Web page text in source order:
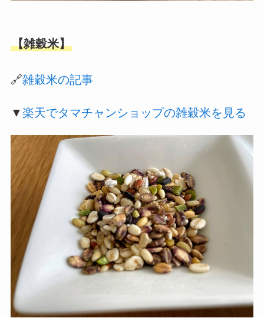
【雑穀米】
🔗雑穀米の記事
▼楽天でタマチャンショップの雑穀米を見る